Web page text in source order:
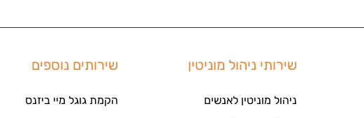
שירותי ניהול מוניטין
ניהול מוניטין לאנשים
שירותים נוספים
הקמת גוגל מיי ביזנס